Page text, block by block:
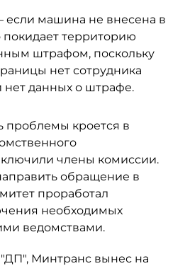
если машина не внесена в
покидает территорию
штрафом, поскольку
нет сотрудника
данных о штрафе.
проблемы кроется в
члены комиссии.
обращение в
проработал
необходимых
ведомствами.
"ДП", Минтранс вынес на